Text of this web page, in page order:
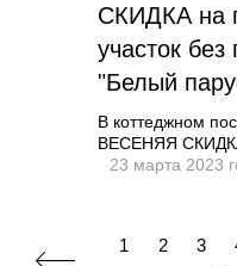
СКИДКА на
участок
"Белый
В коттеджном
ВЕСЕНЯЯ
23 марта 2023
1 2 3